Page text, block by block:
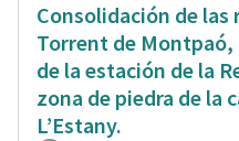
Consolidación de las
Torrent de Montpaó,
de la estación de la
zona de piedra de la
L’Estany.